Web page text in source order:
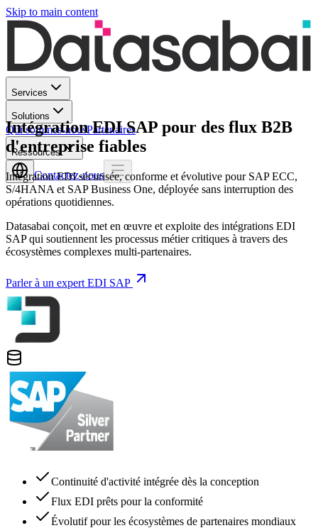
Skip to main content
Services
Solutions
Qui sommes-nousPartenaires
Ressources
Contactez-nous
Intégration EDI SAP pour des flux B2B
d'entreprise fiables
Intégration EDI sécurisée, conforme et évolutive pour SAP ECC,
S/4HANA et SAP Business One, déployée sans interruption des
opérations quotidiennes.
Datasabai conçoit, met en œuvre et exploite des intégrations EDI
SAP qui soutiennent les processus métier critiques à travers des
écosystèmes complexes multi-partenaires.
Parler à un expert EDI SAP
Continuité d'activité intégrée dès la conception
Flux EDI prêts pour la conformité
Évolutif pour les écosystèmes de partenaires mondiaux